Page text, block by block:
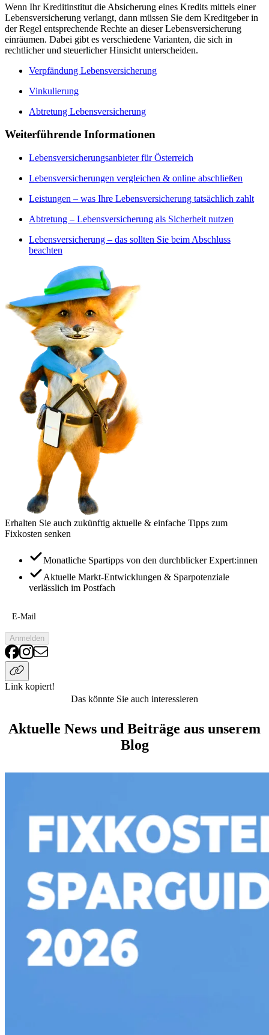
Wenn Ihr Kreditinstitut die Absicherung eines Kredits mittels einer
Lebensversicherung verlangt, dann müssen Sie dem Kreditgeber in
der Regel entsprechende Rechte an dieser Lebensversicherung
einräumen. Dabei gibt es verschiedene Varianten, die sich in
rechtlicher und steuerlicher Hinsicht unterscheiden.
Verpfändung Lebensversicherung
Vinkulierung
Abtretung Lebensversicherung
Weiterführende Informationen
Lebensversicherungsanbieter für Österreich
Lebensversicherungen vergleichen & online abschließen
Leistungen – was Ihre Lebensversicherung tatsächlich zahlt
Abtretung – Lebensversicherung als Sicherheit nutzen
Lebensversicherung – das sollten Sie beim Abschluss
beachten
Erhalten Sie auch zukünftig aktuelle & einfache Tipps zum
Fixkosten senken
Monatliche Spartipps von den durchblicker Expert:innen
Aktuelle Markt-Entwicklungen & Sparpotenziale
verlässlich im Postfach
E-Mail
Anmelden
Link kopiert!
Das könnte Sie auch interessieren
Aktuelle News und Beiträge aus unserem
Blog